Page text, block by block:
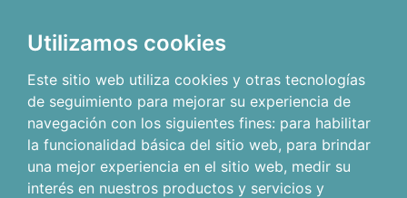
Utilizamos cookies
Este sitio web utiliza cookies y otras tecnologías
de seguimiento para mejorar su experiencia de
navegación con los siguientes fines: para habilitar
la funcionalidad básica del sitio web, para brindar
una mejor experiencia en el sitio web, medir su
interés en nuestros productos y servicios y